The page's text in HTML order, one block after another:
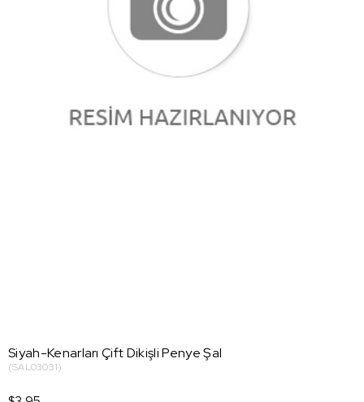
Siyah-Kenarları Çift Dikişli Penye Şal
(SAL03031)